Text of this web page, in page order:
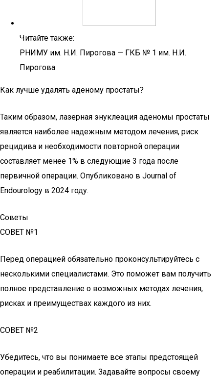
Читайте также:
РНИМУ им. Н.И. Пирогова — ГКБ № 1 им. Н.И.
Пирогова
Как лучше удалять аденому простаты?
Таким образом, лазерная энуклеация аденомы простаты
является наиболее надежным методом лечения, риск
рецидива и необходимости повторной операции
составляет менее 1% в следующие 3 года после
первичной операции. Опубликовано в Journal of
Endourology в 2024 году.
Советы
СОВЕТ №1
Перед операцией обязательно проконсультируйтесь с
несколькими специалистами. Это поможет вам получить
полное представление о возможных методах лечения,
рисках и преимуществах каждого из них.
СОВЕТ №2
Убедитесь, что вы понимаете все этапы предстоящей
операции и реабилитации. Задавайте вопросы своему